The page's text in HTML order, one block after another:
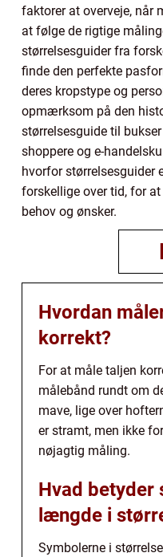
faktorer at overveje, når
at følge de rigtige
størrelsesguider fra
finde den perfekte
deres kropstype og
opmærksom på den
størrelsesguide til
shoppere og e-
hvorfor størrelsesguider
forskellige over tid, for
behov og ønsker.
Hvordan
korrekt?
For at måle taljen
målebånd rundt om
mave, lige over
er stramt, men ikke
nøjagtig måling.
Hvad betyder
længde i
Symbolerne i